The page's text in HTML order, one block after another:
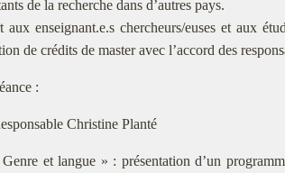
de la recherche dans d’autres pays.
aux enseignant.e.s chercheurs/euses et aux
de crédits de master avec l’accord des
:
Christine Planté
Genre et langue » : présentation d’un